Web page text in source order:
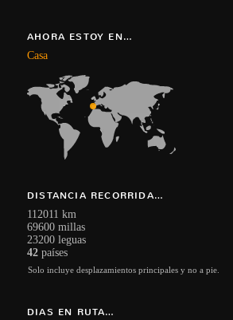
AHORA ESTOY EN…
Casa
DISTANCIA RECORRIDA…
112011 km
69600 millas
23200 leguas
42 países
Solo incluye desplazamientos principales y no a pie.
DIAS EN RUTA…